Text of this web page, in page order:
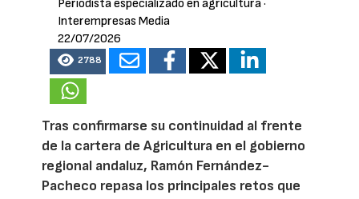
Periodista especializado en agricultura·
Interempresas Media
22/07/2026
2788
Tras confirmarse su continuidad al frente
de la cartera de Agricultura en el gobierno
regional andaluz, Ramón Fernández-
Pacheco repasa los principales retos que